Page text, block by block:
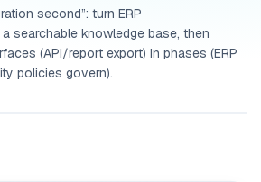
second”: turn ERP
searchable knowledge base, then
(API/report export) in phases (ERP
policies govern).